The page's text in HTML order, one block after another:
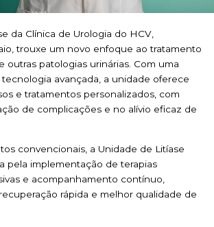
da Clínica de Urologia do HCV,
trouxe um novo enfoque ao tratamento
outras patologias urinárias. Com uma
avançada, a unidade oferece
e tratamentos personalizados, com
de complicações e no alívio eficaz de
convencionais, a Unidade de Litíase
pela implementação de terapias
e acompanhamento contínuo,
rápida e melhor qualidade de